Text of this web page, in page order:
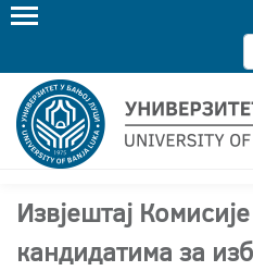
Извјештај
кандидатима за